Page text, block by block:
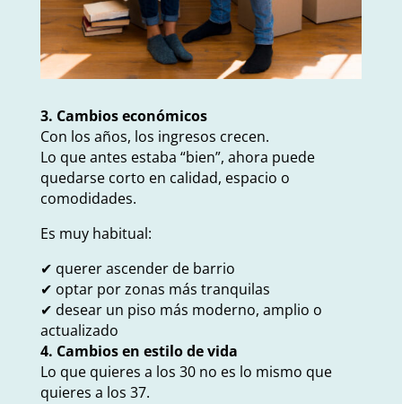
3. Cambios económicos
Con los años, los ingresos crecen.
Lo que antes estaba “bien”, ahora puede
quedarse corto en calidad, espacio o
comodidades.
Es muy habitual:
✔ querer ascender de barrio
✔ optar por zonas más tranquilas
✔ desear un piso más moderno, amplio o
actualizado
4. Cambios en estilo de vida
Lo que quieres a los 30 no es lo mismo que
quieres a los 37.